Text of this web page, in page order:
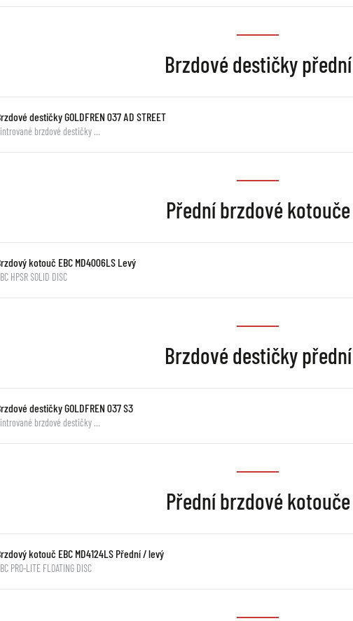
Brzdové destičky přední
destičky GOLDFREN 037 AD STREET
brzdové destičky …
Přední brzdové kotouče
kotouč EBC MD4006LS Levý
HPSR SOLID DISC
Brzdové destičky přední
destičky GOLDFREN 037 S3
brzdové destičky …
Přední brzdové kotouče
kotouč EBC MD4124LS Přední / levý
PRO-LITE FLOATING DISC